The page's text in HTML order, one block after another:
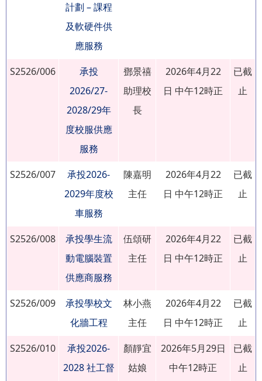
計劃 – 課程
及軟硬件供
應服務
S2526/006
承投
2026/27-
2028/29年
度校服供應
服務
鄧景禧
助理校
長
2026年4月22
日 中午12時正
已截
止
S2526/007
承投2026-
2029年度校
車服務
陳嘉明
主任
2026年4月22
日 中午12時正
已截
止
S2526/008
承投學生流
動電腦裝置
供應商服務
伍頌研
主任
2026年4月22
日 中午12時正
已截
止
S2526/009
承投學校文
化牆工程
林小燕
主任
2026年4月22
日 中午12時正
已截
止
S2526/010
承投2026-
2028 社工督
顏靜宜
姑娘
2026年5月29日
中午12時正
已截
止